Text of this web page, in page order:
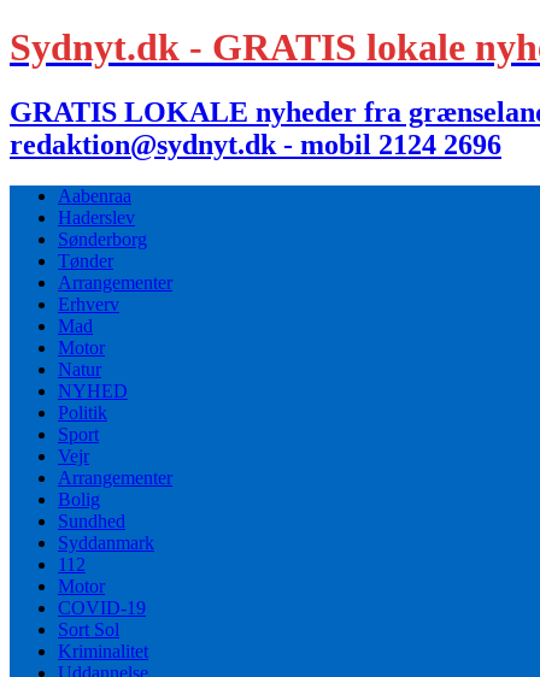
Sydnyt.dk - GRATIS lokale
GRATIS LOKALE nyheder fra
redaktion@sydnyt.dk - mobil 2124 2696
Aabenraa
Haderslev
Sønderborg
Tønder
Arrangementer
Erhverv
Mad
Motor
Natur
NYHED
Politik
Sport
Vejr
Arrangementer
Bolig
Sundhed
Syddanmark
112
Motor
COVID-19
Sort Sol
Kriminalitet
Uddannelse